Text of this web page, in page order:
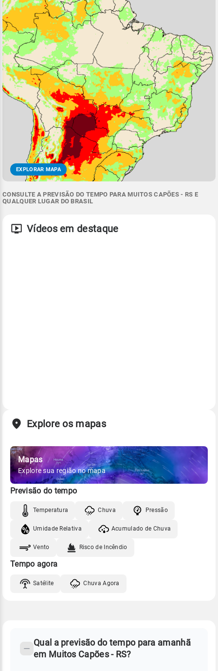
EXPLORAR MAPA
CONSULTE A PREVISÃO DO TEMPO PARA MUITOS CAPÕES - RS E
QUALQUER LUGAR DO BRASIL
Vídeos em destaque
Explore os mapas
Mapas
Explore sua região no mapa
Previsão do tempo
Temperatura Chuva Pressão
Umidade Relativa Acumulado de Chuva
Vento Risco de Incêndio
Tempo agora
Satélite Chuva Agora
Perguntas
Qual a previsão do tempo para amanhã
em Muitos Capões - RS?